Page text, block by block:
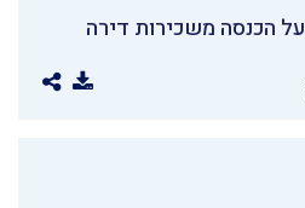
הכנסה משכירות דירה